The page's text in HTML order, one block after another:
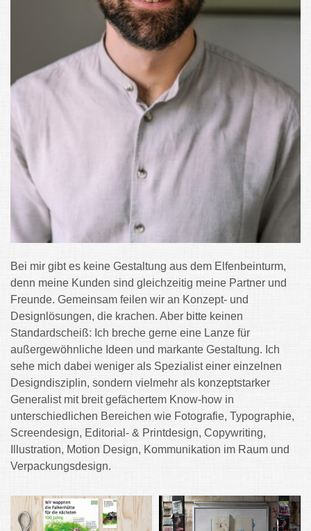
Bei mir gibt es keine Gestaltung aus dem Elfenbeinturm,
denn meine Kunden sind gleichzeitig meine Partner und
Freunde. Gemeinsam feilen wir an Konzept- und
Designlösungen, die krachen. Aber bitte keinen
Standardscheiß: Ich breche gerne eine Lanze für
außergewöhnliche Ideen und markante Gestaltung. Ich
sehe mich dabei weniger als Spezialist einer einzelnen
Designdisziplin, sondern vielmehr als konzeptstarker
Generalist mit breit gefächertem Know-how in
unterschiedlichen Bereichen wie Fotografie, Typographie,
Screendesign, Editorial- & Printdesign, Copywriting,
Illustration, Motion Design, Kommunikation im Raum und
Verpackungsdesign.